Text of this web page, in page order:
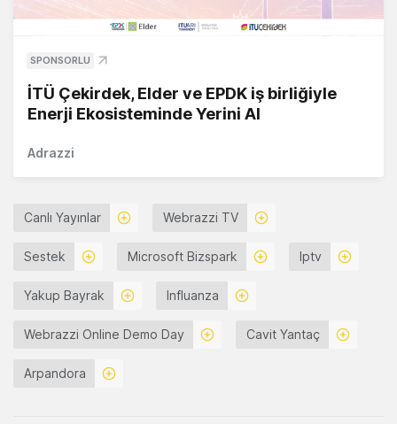
SPONSORLU
İTÜ Çekirdek, Elder ve EPDK iş birliğiyle
Enerji Ekosisteminde Yerini Al
Adrazzi
Canlı Yayınlar Webrazzi TV
Sestek Microsoft Bizspark Iptv
Yakup Bayrak Influanza
Webrazzi Online Demo Day Cavit Yantaç
Arpandora